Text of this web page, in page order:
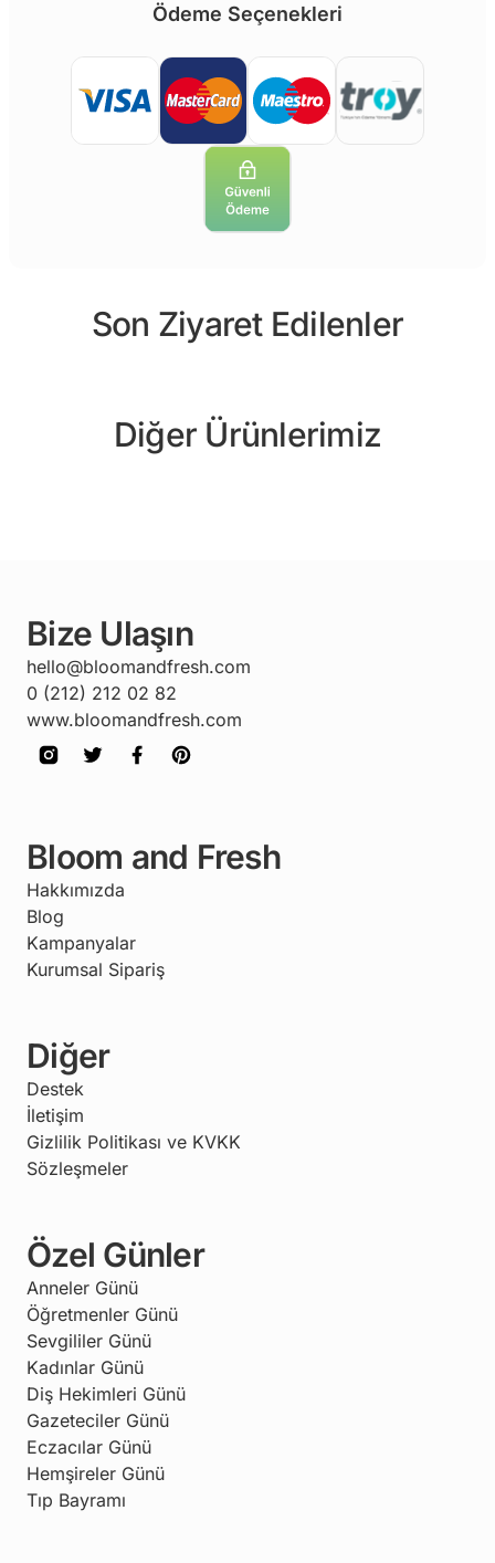
Ödeme Seçenekleri
Son Ziyaret Edilenler
Diğer Ürünlerimiz
Bize Ulaşın
hello@bloomandfresh.com
0 (212) 212 02 82
www.bloomandfresh.com
Bloom and Fresh
Hakkımızda
Blog
Kampanyalar
Kurumsal Sipariş
Diğer
Destek
İletişim
Gizlilik Politikası ve KVKK
Sözleşmeler
Özel Günler
Anneler Günü
Öğretmenler Günü
Sevgililer Günü
Kadınlar Günü
Diş Hekimleri Günü
Gazeteciler Günü
Eczacılar Günü
Hemşireler Günü
Tıp Bayramı